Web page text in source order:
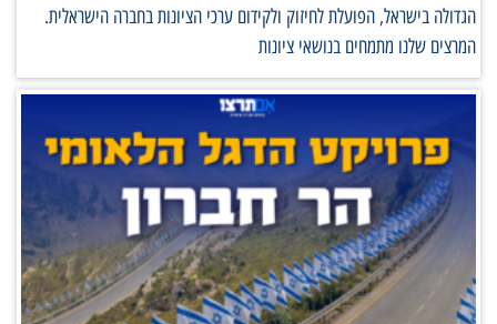
הגדולה בישראל, הפועלת לחיזוק ולקידום ערכי הציונות בחברה הישראלית.
המרצים שלנו מתמחים בנושאי ציונות